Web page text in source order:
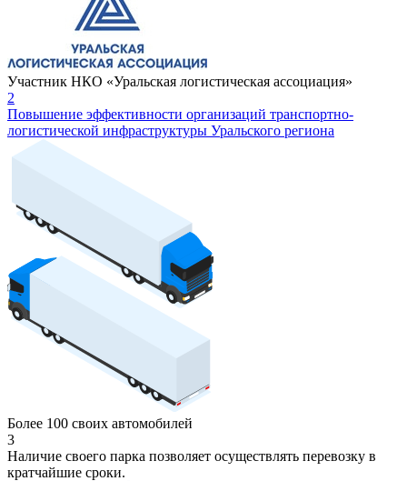
Участник НКО «Уральская логистическая ассоциация»
2
Повышение эффективности организаций транспортно-
логистической инфраструктуры Уральского региона
Более 100 своих автомобилей
3
Наличие своего парка позволяет осуществлять перевозку в
кратчайшие сроки.